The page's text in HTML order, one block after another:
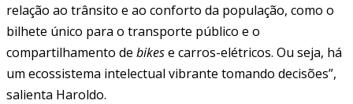
relação ao trânsito e ao conforto da população, como o
bilhete único para o transporte público e o
compartilhamento de bikese carros-elétricos. Ou seja, há
um ecossistema intelectual vibrante tomando decisões”,
salienta Haroldo.